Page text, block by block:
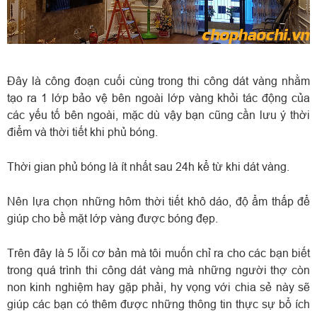
Đây là công đoạn cuối cùng trong thi công dát vàng nhằm
tạo ra 1 lớp bảo vệ bên ngoài lớp vàng khỏi tác động của
các yếu tố bên ngoài, mặc dù vậy bạn cũng cần lưu ý thời
điểm và thời tiết khi phủ bóng.
Thời gian phủ bóng là ít nhất sau 24h kể từ khi dát vàng.
Nên lựa chọn những hôm thời tiết khô dáo, độ ẩm thấp để
giúp cho bề mặt lớp vàng được bóng đẹp.
Trên đây là 5 lỗi cơ bản mà tôi muốn chỉ ra cho các bạn biết
trong quá trình thi công dát vàng mà những người thợ còn
non kinh nghiệm hay gặp phải, hy vọng với chia sẻ này sẽ
giúp các bạn có thêm được những thông tin thực sự bổ ích